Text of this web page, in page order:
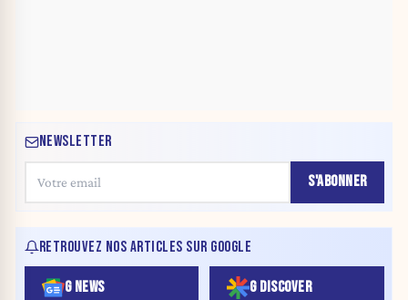
NEWSLETTER
S'ABONNER
RETROUVEZ NOS ARTICLES SUR GOOGLE
G NEWS G DISCOVER